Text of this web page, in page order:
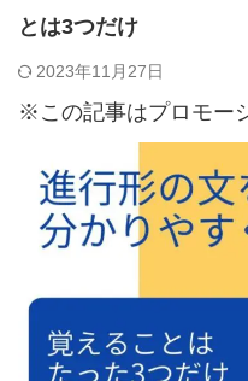
とは3つだけ
2023年11月27日
※この記事はプロモー